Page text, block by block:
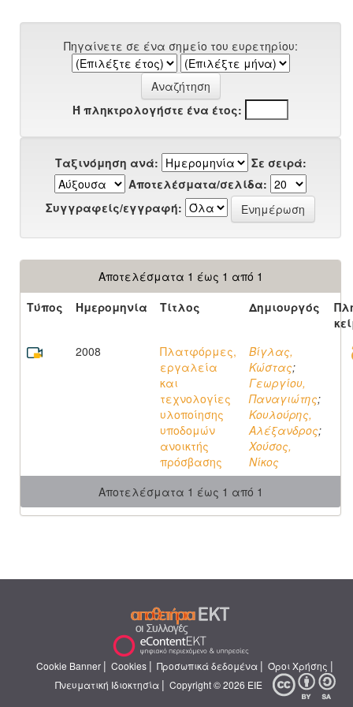
Πηγαίνετε σε ένα σημείο του ευρετηρίου:
Ή πληκτρολογήστε ένα έτος:
Ταξινόμηση ανά:
Σε σειρά:
Αποτελέσματα/σελίδα:
Συγγραφείς/εγγραφή:
Αποτελέσματα 1 έως 1 από 1
Τύπος
Ημερομηνία Τίτλος Δημιουργός
2008
Πλατφόρμες,
εργαλεία
και
τεχνολογίες
υλοποίησης
υποδομών
ανοικτής
πρόσβασης
Βίγλας,
Κώστας;
Γεωργίου,
Παναγιώτης;
Κουλούρης,
Αλέξανδρος;
Χούσος,
Νίκος
Αποτελέσματα 1 έως 1 από 1
Cookie Banner | Cookies | Προσωπικά δεδομένα | Όροι Χρήσης |
Πνευματική Ιδιοκτησία | Copyright © 2026 ΕΙΕ